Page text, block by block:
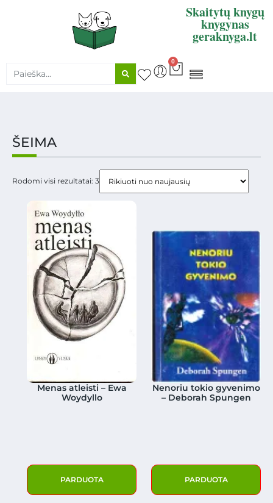
Skaitytų knygų
knygynas
geraknyga.lt
0
ŠEIMA
Rodomi visi rezultatai: 3
Menas atleisti – Ewa
Woydyllo
PARDUOTA
Nenoriu tokio gyvenimo
– Deborah Spungen
PARDUOTA